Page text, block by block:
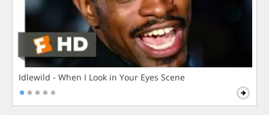
Idlewild - When I Look in Your Eyes Scene